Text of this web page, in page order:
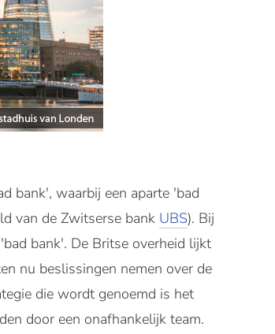
bank', waarbij een aparte 'bad
van de Zwitserse bank UBS). Bij
bank'. De Britse overheid lijkt
nu beslissingen nemen over de
die wordt genoemd is het
door een onafhankelijk team.